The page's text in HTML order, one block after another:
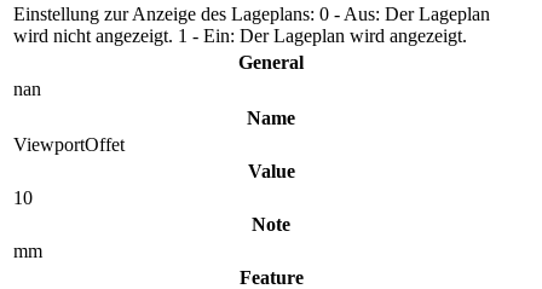
Einstellung zur Anzeige des Lageplans: 0 - Aus: Der Lageplan
wird nicht angezeigt. 1 - Ein: Der Lageplan wird angezeigt.
General
nan
Name
ViewportOffet
Value
10
Note
mm
Feature